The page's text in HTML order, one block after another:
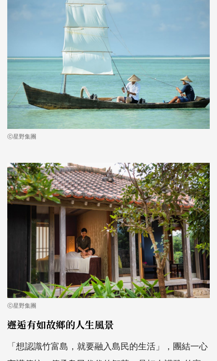
ⓒ星野集團
ⓒ星野集團
邂逅有如故鄉的人生風景
「想認識竹富島，就要融入島民的生活」，團結一心